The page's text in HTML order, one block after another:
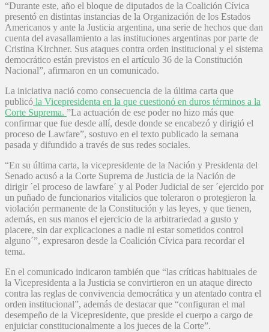
“Durante este, año el bloque de diputados de la Coalición Cívica
presentó en distintas instancias de la Organización de los Estados
Americanos y ante la Justicia argentina, una serie de hechos que dan
cuenta del avasallamiento a las instituciones argentinas por parte de
Cristina Kirchner. Sus ataques contra orden institucional y el sistema
democrático están previstos en el artículo 36 de la Constitución
Nacional”, afirmaron en un comunicado.
La iniciativa nació como consecuencia de la última carta que
publicó la Vicepresidenta en la que cuestionó en duros términos a la
Corte Suprema. ”La actuación de ese poder no hizo más que
confirmar que fue desde allí, desde donde se encabezó y dirigió el
proceso de Lawfare”, sostuvo en el texto publicado la semana
pasada y difundido a través de sus redes sociales.
“En su última carta, la vicepresidente de la Nación y Presidenta del
Senado acusó a la Corte Suprema de Justicia de la Nación de
dirigir ´el proceso de lawfare´ y al Poder Judicial de ser ´ejercido por
un puñado de funcionarios vitalicios que toleraron o protegieron la
violación permanente de la Constitución y las leyes, y que tienen,
además, en sus manos el ejercicio de la arbitrariedad a gusto y
piacere, sin dar explicaciones a nadie ni estar sometidos control
alguno´”, expresaron desde la Coalición Cívica para recordar el
tema.
En el comunicado indicaron también que “las críticas habituales de
la Vicepresidenta a la Justicia se convirtieron en un ataque directo
contra las reglas de convivencia democrática y un atentado contra el
orden institucional”, además de destacar que “configuran el mal
desempeño de la Vicepresidente, que preside el cuerpo a cargo de
enjuiciar constitucionalmente a los jueces de la Corte”.